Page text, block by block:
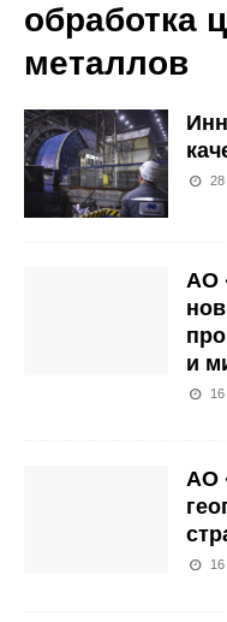
обработка
металлов
28
АО
и
АО